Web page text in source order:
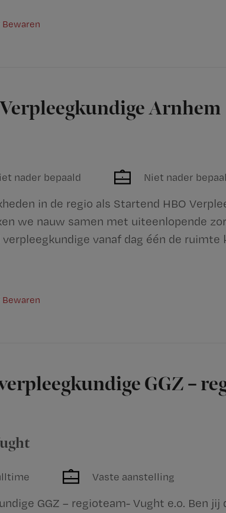
Bewaren
Arnhem
nader bepaald Niet nader
in de regio als Startend HBO
we nauw samen met uiteenlopende
vanaf dag één de ruimte
Bewaren
GGZ –
Vaste aanstelling
GGZ – regioteam- Vught e.o. Ben jij